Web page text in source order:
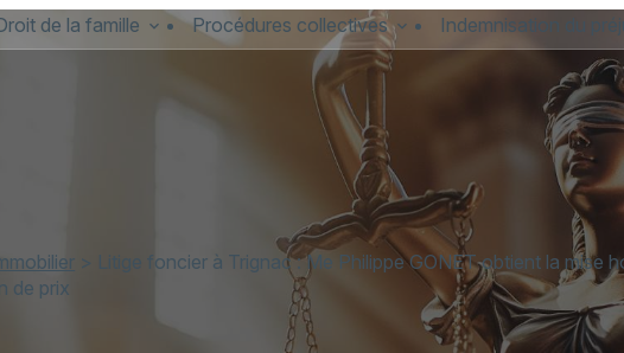
de la famille Procédures collectives Indemnisation du
> Litige foncier à Trignac : Me Philippe GONET obtient la mise
de prix